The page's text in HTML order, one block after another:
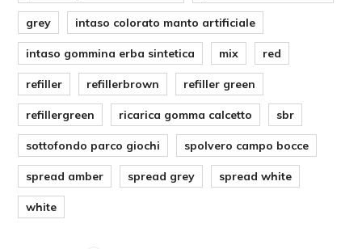
grey intaso colorato manto artificiale
intaso gommina erba sintetica mix red
refiller refillerbrown refiller green
refillergreen ricarica gomma calcetto sbr
sottofondo parco giochi spolvero campo bocce
spread amber spread grey spread white
white